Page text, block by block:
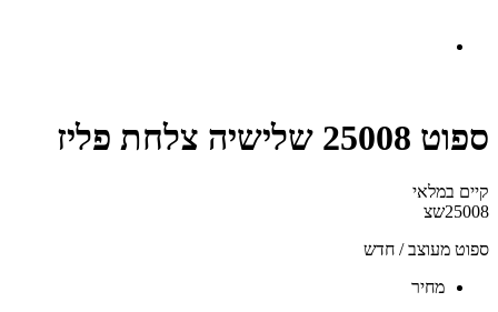
ספוט 25008 שלישיה צלחת פליז
קיים במלאי‬
25008שצ
ספוט מעוצב / חדש
‫מחיר‬